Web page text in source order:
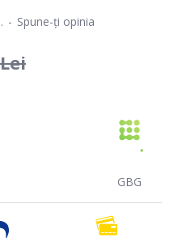
GBG
- Spune-ţi opinia